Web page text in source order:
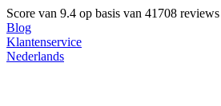
Score van 9.4 op basis van 41708 reviews
Blog
Klantenservice
Nederlands